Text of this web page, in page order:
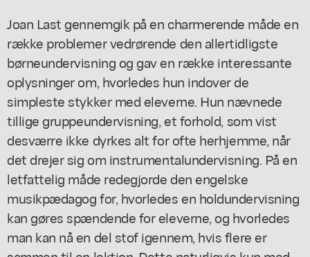
Joan Last gennemgik på en charmerende måde en
række problemer vedrørende den allertidligste
børneundervisning og gav en række interessante
oplysninger om, hvorledes hun indover de
simpleste stykker med eleverne. Hun nævnede
tillige gruppeundervisning, et forhold, som vist
desværre ikke dyrkes alt for ofte herhjemme, når
det drejer sig om instrumentalundervisning. På en
letfattelig måde redegjorde den engelske
musikpædagog for, hvorledes en holdundervisning
kan gøres spændende for eleverne, og hvorledes
man kan nå en del stof igennem, hvis flere er